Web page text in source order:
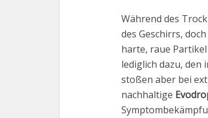
Während des
des Geschirrs,
harte, raue
lediglich dazu,
stoßen aber bei
nachhaltige